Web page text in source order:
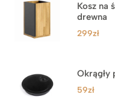
Kosz na
drewna
299zł
Okrągły
59zł